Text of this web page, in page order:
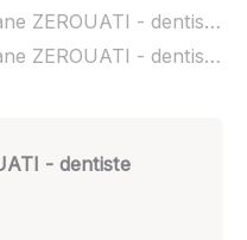
DR Soufiane ZEROUATI - dentiste Cavaillon à domicile :
DR Soufiane ZEROUATI - dentiste Cavaillon ouvert dimanche :
- dentiste